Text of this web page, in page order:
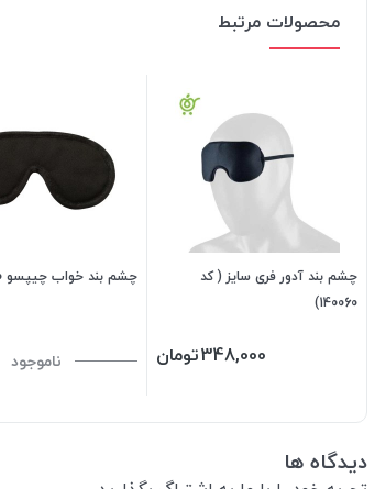
محصولات مرتبط
چشم بند آدور فری سایز ( کد
140060)
348,000تومان
چشم بند خواب چیپسو CH320
ناموجود
دیدگاه ها